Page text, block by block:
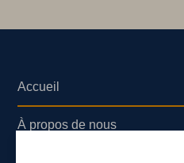
Accueil
À propos de nous